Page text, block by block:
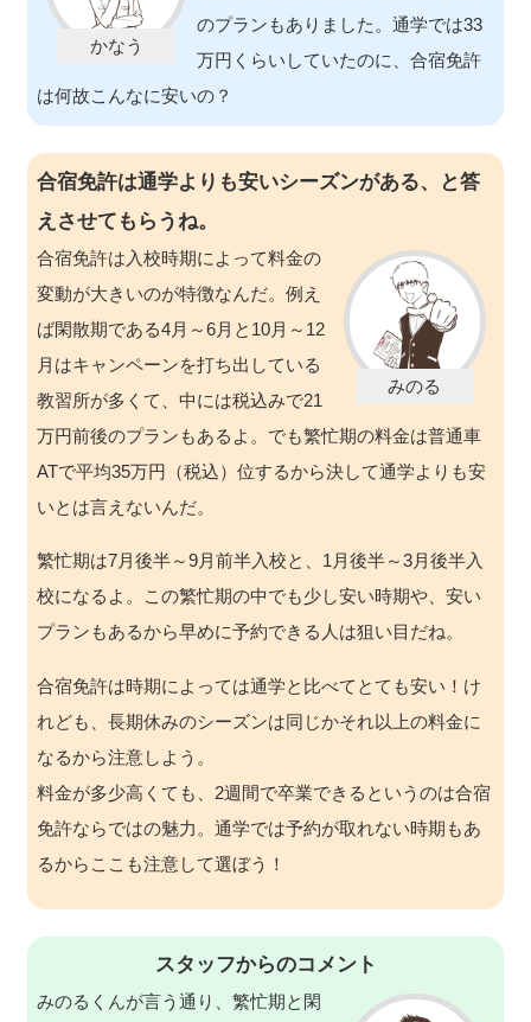
のプランもありました。通学では33
万円くらいしていたのに、合宿免許
は何故こんなに安いの？
合宿免許は通学よりも安いシーズンがある、と答
えさせてもらうね。
合宿免許は入校時期によって料金の
変動が大きいのが特徴なんだ。例え
ば閑散期である4月～6月と10月～12
月はキャンペーンを打ち出している
教習所が多くて、中には税込みで21
万円前後のプランもあるよ。でも繁忙期の料金は普通車
ATで平均35万円（税込）位するから決して通学よりも安
いとは言えないんだ。
繁忙期は7月後半～9月前半入校と、1月後半～3月後半入
校になるよ。この繁忙期の中でも少し安い時期や、安い
プランもあるから早めに予約できる人は狙い目だね。
合宿免許は時期によっては通学と比べてとても安い！け
れども、長期休みのシーズンは同じかそれ以上の料金に
なるから注意しよう。
料金が多少高くても、2週間で卒業できるというのは合宿
免許ならではの魅力。通学では予約が取れない時期もあ
るからここも注意して選ぼう！
スタッフからのコメント
みのるくんが言う通り、繁忙期と閑